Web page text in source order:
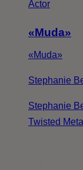
Actor
«Muda»
«Muda»
Stephanie
Stephanie
Twisted